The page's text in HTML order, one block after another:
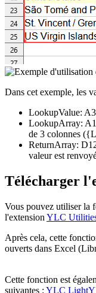
Dans cet exemple, les
LookupValue: A3
LookupArray:
de 3 colonnes
ReturnArray:
valeur est
Télécharger
Vous pouvez utiliser la
l'extension YLC
Après cela, cette
ouverts dans Excel
Cette fonction est
suivantes : YLC Light